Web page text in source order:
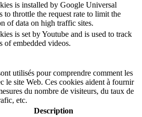
is installed by Google Universal
to throttle the request rate to limit the
of data on high traffic sites.
is set by Youtube and is used to track
of embedded videos.
utilisés pour comprendre comment les
le site Web. Ces cookies aident à fournir
du nombre de visiteurs, du taux de
etc.
Description